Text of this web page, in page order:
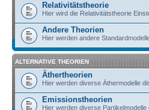
Relativitätstheorie
Hier wird die Relativitätstheorie
Andere Theorien
Hier werden andere
ALTERNATIVE THEORIEN
Äthertheorien
Hier werden diverse Äthermodelle
Emissionstheorien
Hier werden diverse Partikelmodelle